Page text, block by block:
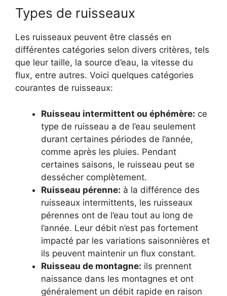
Types de ruisseaux
Les ruisseaux peuvent être classés en
différentes catégories selon divers critères, tels
que leur taille, la source d’eau, la vitesse du
flux, entre autres. Voici quelques catégories
courantes de ruisseaux:
Ruisseau intermittent ou éphémère: ce
type de ruisseau a de l’eau seulement
durant certaines périodes de l’année,
comme après les pluies. Pendant
certaines saisons, le ruisseau peut se
dessécher complètement.
Ruisseau pérenne: à la différence des
ruisseaux intermittents, les ruisseaux
pérennes ont de l’eau tout au long de
l’année. Leur débit n’est pas fortement
impacté par les variations saisonnières et
ils peuvent maintenir un flux constant.
Ruisseau de montagne: ils prennent
naissance dans les montagnes et ont
généralement un débit rapide en raison